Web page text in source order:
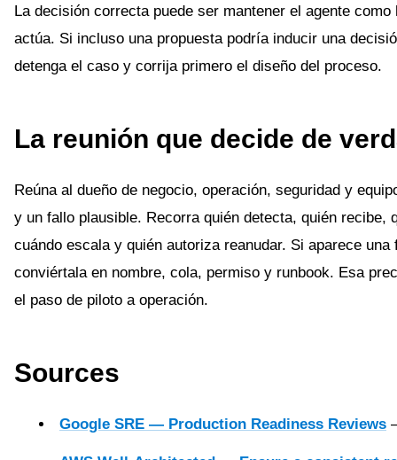
La decisión correcta puede ser mantener el agente
actúa. Si incluso una propuesta podría inducir una
detenga el caso y corrija primero el diseño del proceso.
La reunión que decide de
Reúna al dueño de negocio, operación, seguridad y
y un fallo plausible. Recorra quién detecta, quién recibe,
cuándo escala y quién autoriza reanudar. Si aparece una
conviértala en nombre, cola, permiso y runbook. Esa
el paso de piloto a operación.
Sources
Google SRE — Production Readiness Reviews